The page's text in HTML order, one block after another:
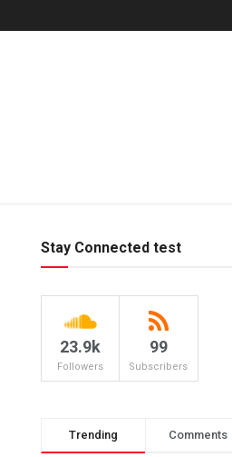
Stay Connected test
23.9k
Followers
99
Subscribers
Trending Comments